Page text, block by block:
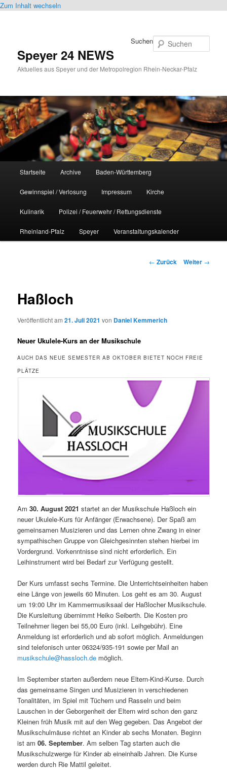
Zum Inhalt wechseln
Speyer 24 NEWS
Aktuelles aus Speyer und der Metropolregion Rhein-Neckar-Pfalz
Suchen
Startseite Archive Baden-Württemberg
Gewinnspiel / Verlosung Impressum Kirche
Kulinarik Polizei / Feuerwehr / Rettungsdienste
Rheinland-Pfalz Speyer Veranstaltungskalender
Beitrags-
← Zurück Weiter →
Haßloch
Veröffentlicht am21. Juli 2021 von Daniel Kemmerich
Neuer Ukulele-Kurs an der Musikschule
AUCH DAS NEUE SEMESTER AB OKTOBER BIETET NOCH FREIE
PLÄTZE
Am30. August 2021 startet an der Musikschule Haßloch ein
neuer Ukulele-Kurs für Anfänger (Erwachsene). Der Spaß am
gemeinsamen Musizieren und das Lernen ohne Zwang in einer
sympathischen Gruppe von Gleichgesinnten stehen hierbei im
Vordergrund. Vorkenntnisse sind nicht erforderlich. Ein
Leihinstrument wird bei Bedarf zur Verfügung gestellt.
Der Kurs umfasst sechs Termine. Die Unterrichtseinheiten haben
eine Länge von jeweils 60 Minuten. Los geht es am 30. August
um 19:00 Uhr im Kammermusiksaal der Haßlocher Musikschule.
Die Kursleitung übernimmt Heiko Seiberth. Die Kosten pro
Teilnehmer liegen bei 55,00 Euro (inkl. Leihgebühr). Eine
Anmeldung ist erforderlich und ab sofort möglich. Anmeldungen
sind telefonisch unter 06324/935-191 sowie per Mail an
musikschule@hassloch.de möglich.
Im September starten außerdem neue Eltern-Kind-Kurse. Durch
das gemeinsame Singen und Musizieren in verschiedenen
Tonalitäten, im Spiel mit Tüchern und Rasseln und beim
Lauschen in der Geborgenheit der Eltern wird schon den ganz
Kleinen früh Musik mit auf den Weg gegeben. Das Angebot der
Musikschulmäuse richtet an Kinder ab sechs Monaten. Beginn
ist am06. September. Am selben Tag starten auch die
Musikschulzwerge für Kinder ab eineinhalb Jahren. Die Kurse
werden durch Rie Mattil geleitet.